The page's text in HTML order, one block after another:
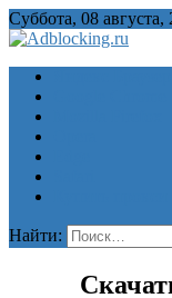
Суббота, 08 августа,
Adblocking.ru
Скачать
Найти: